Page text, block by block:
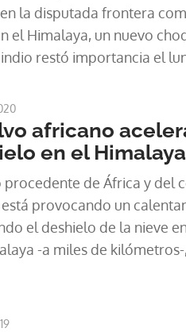
la disputada frontera
el Himalaya, un nuevo
restó importancia el
africano
en el Himalaya
procedente de África y del
provocando un
el deshielo de la nieve
-a miles de